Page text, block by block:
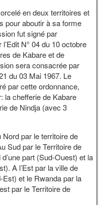
en deux territoires et
pour aboutir à sa forme
fut signé par
N° 04 du 10 octobre
de Kabare et de
sera consacrée par
du 03 Mai 1967. Le
par cette ordonnance,
la chefferie de Kabare
de Nindja (avec 3
par le territoire de
Sud par le Territoire de
part (Sud-Ouest) et la
A l’Est par la ville de
Est) et le Rwanda par la
par le Territoire de